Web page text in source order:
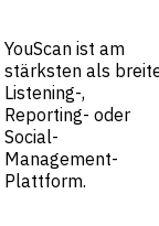
YouScan ist am
stärksten als
Listening-,
Reporting- oder
Social-
Management-
Plattform.